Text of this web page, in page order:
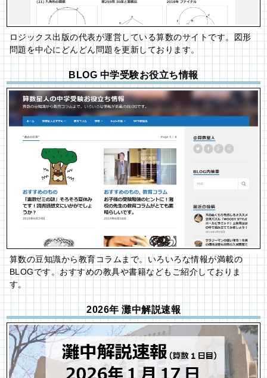
ロジックス出版の代表が運営している算数のサイトです。図形
問題を中心にどんどん問題を更新しております。
BLOG 中学受験お役立ち情報
算数の豆知識から教育コラムまで。いろいろな情報が満載の
BLOGです。おすすめの教具や書籍などもご紹介しておりま
す。
2026年 灘中解説速報